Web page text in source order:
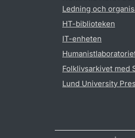
Ledning och
HT-biblioteken
IT-enheten
Folklivsarkivet med
Lund University